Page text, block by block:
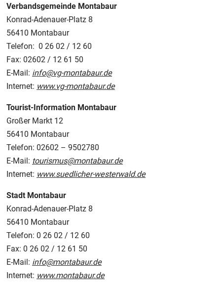
Verbandsgemeinde Montabaur
Konrad-Adenauer-Platz 8
56410 Montabaur
Telefon: 0 26 02 / 12 60
Fax: 02602 / 12 61 50
E-Mail: info@vg-montabaur.de
Internet: www.vg-montabaur.de
Tourist-Information Montabaur
Großer Markt 12
56410 Montabaur
Telefon: 02602 – 9502780
E-Mail: tourismus@montabaur.de
Internet: www.suedlicher-westerwald.de
Stadt Montabaur
Konrad-Adenauer-Platz 8
56410 Montabaur
Telefon: 0 26 02 / 12 60
Fax: 0 26 02 / 12 61 50
E-Mail: info@montabaur.de
Internet: www.montabaur.de